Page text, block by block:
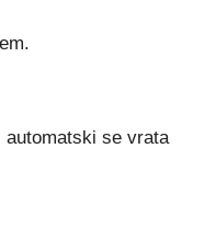
automatski se vrata